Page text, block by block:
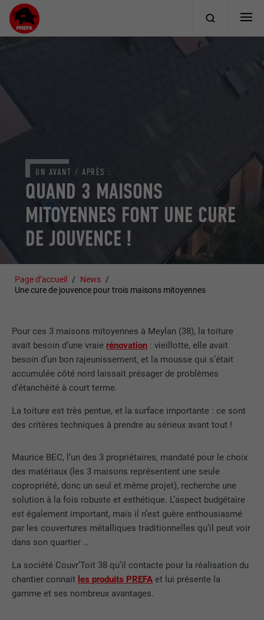
QUAND 3 MAISONS
MITOYENNES FONT UNE CURE
DE JOUVENCE !
UN AVANT / APRÈS :
Page d’accueil
News
Une cure de jouvence pour trois maisons mitoyennes
Pour ces 3 maisons mitoyennes à Meylan (38), la toiture
avait besoin d’une vraie rénovation : vieillotte, elle avait
besoin d’un bon rajeunissement, et la mousse qui s’était
accumulée côté nord laissait présager de problèmes
d’étanchéité à court terme.
La toiture est très pentue, et la surface importante : ce sont
des critères techniques à prendre au sérieux avant tout !
Maurice BEC, l’un des 3 propriétaires, mandaté pour le choix
des matériaux (les 3 maisons représentent une seule
copropriété, donc un seul et même projet), recherche une
solution à la fois robuste et esthétique. L’aspect budgétaire
est également important, mais il n’est guère enthousiasmé
par les couvertures métalliques traditionnelles qu’il peut voir
dans son quartier …
La société Couvr’Toit 38 qu’il contacte pour la réalisation du
chantier connait les produits PREFA et lui présente la
gamme et ses nombreux avantages.